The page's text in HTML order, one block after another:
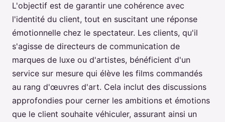
L'objectif est de garantir une cohérence avec
l'identité du client, tout en suscitant une réponse
émotionnelle chez le spectateur. Les clients, qu'il
s'agisse de directeurs de communication de
marques de luxe ou d'artistes, bénéficient d'un
service sur mesure qui élève les films commandés
au rang d'œuvres d'art. Cela inclut des discussions
approfondies pour cerner les ambitions et émotions
que le client souhaite véhiculer, assurant ainsi un